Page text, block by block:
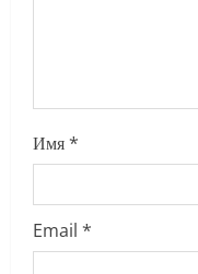
Имя*
Email *